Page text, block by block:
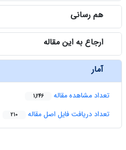
هم رسانی
ارجاع به این مقاله
آمار
تعداد مشاهده مقاله 1,246
تعداد دریافت فایل اصل مقاله 210